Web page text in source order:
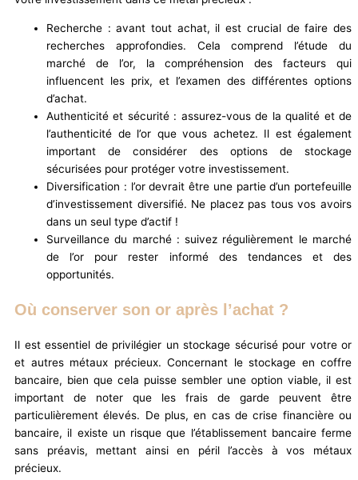
Recherche : avant tout achat, il est crucial de faire des
recherches approfondies. Cela comprend l’étude du
marché de l’or, la compréhension des facteurs qui
influencent les prix, et l’examen des différentes options
d’achat.
Authenticité et sécurité : assurez-vous de la qualité et de
l’authenticité de l’or que vous achetez. Il est également
important de considérer des options de stockage
sécurisées pour protéger votre investissement.
Diversification : l’or devrait être une partie d’un portefeuille
d’investissement diversifié. Ne placez pas tous vos avoirs
dans un seul type d’actif !
Surveillance du marché : suivez régulièrement le marché
de l’or pour rester informé des tendances et des
opportunités.
Où conserver son or après l’achat ?
Il est essentiel de privilégier un stockage sécurisé pour votre or
et autres métaux précieux. Concernant le stockage en coffre
bancaire, bien que cela puisse sembler une option viable, il est
important de noter que les frais de garde peuvent être
particulièrement élevés. De plus, en cas de crise financière ou
bancaire, il existe un risque que l’établissement bancaire ferme
sans préavis, mettant ainsi en péril l’accès à vos métaux
précieux.